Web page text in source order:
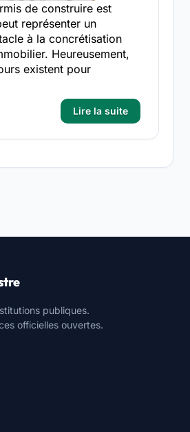
de construire est
représenter un
à la concrétisation
Heureusement,
existent pour
Lire la suite
publiques.
officielles ouvertes.